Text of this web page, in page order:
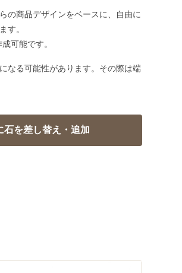
の商品デザインをベースに、自由に
す。
可能です。
なる可能性があります。その際は端